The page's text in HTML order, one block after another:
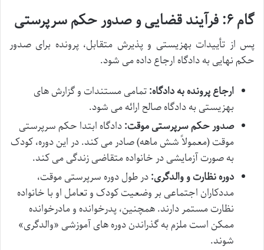
گام ۶: فرآیند قضایی و صدور حکم سرپرستی
پس از تأییدات بهزیستی و پذیرش متقابل، پرونده برای صدور
حکم نهایی به دادگاه ارجاع داده می شود.
ارجاع پرونده به دادگاه:تمامی مستندات و گزارش های
بهزیستی به دادگاه صالح ارائه می شود.
صدور حکم سرپرستی موقت:دادگاه ابتدا حکم سرپرستی
موقت (معمولاً شش ماهه) صادر می کند. در این دوره، کودک
به صورت آزمایشی در خانواده متقاضی زندگی می کند.
دوره نظارت و والدگری:در طول دوره سرپرستی موقت،
مددکاران اجتماعی بر وضعیت کودک و تعامل او با خانواده
نظارت مستمر دارند. همچنین، پدرخوانده و مادرخوانده
ممکن است ملزم به گذراندن دوره های آموزشی «والدگری»
شوند.